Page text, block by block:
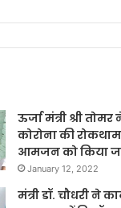
ऊर्जा मंत्री श्री तोमर
कोरोना की
आमजन को किया
January 12, 2022
मंत्री डॉ. चौधरी ने